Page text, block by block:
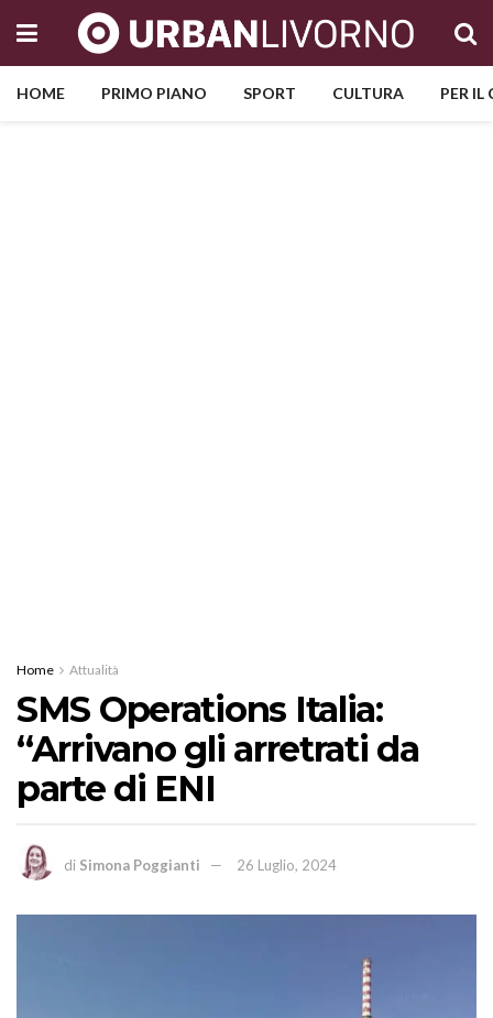
HOME PRIMO PIANO SPORT CULTURA PER
Home Attualità
SMS Operations Italia:
“Arrivano gli arretrati da
parte di ENI
di Simona Poggianti 26 Luglio, 2024